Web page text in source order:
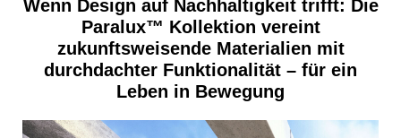
POSTSPORTVEREIN WIEN
MEDIA
PRESSEKONTAKT
Wenn Design auf Nachhaltigkeit trifft: Die
Paralux™ Kollektion vereint
zukunftsweisende Materialien mit
durchdachter Funktionalität – für ein
Leben in Bewegung